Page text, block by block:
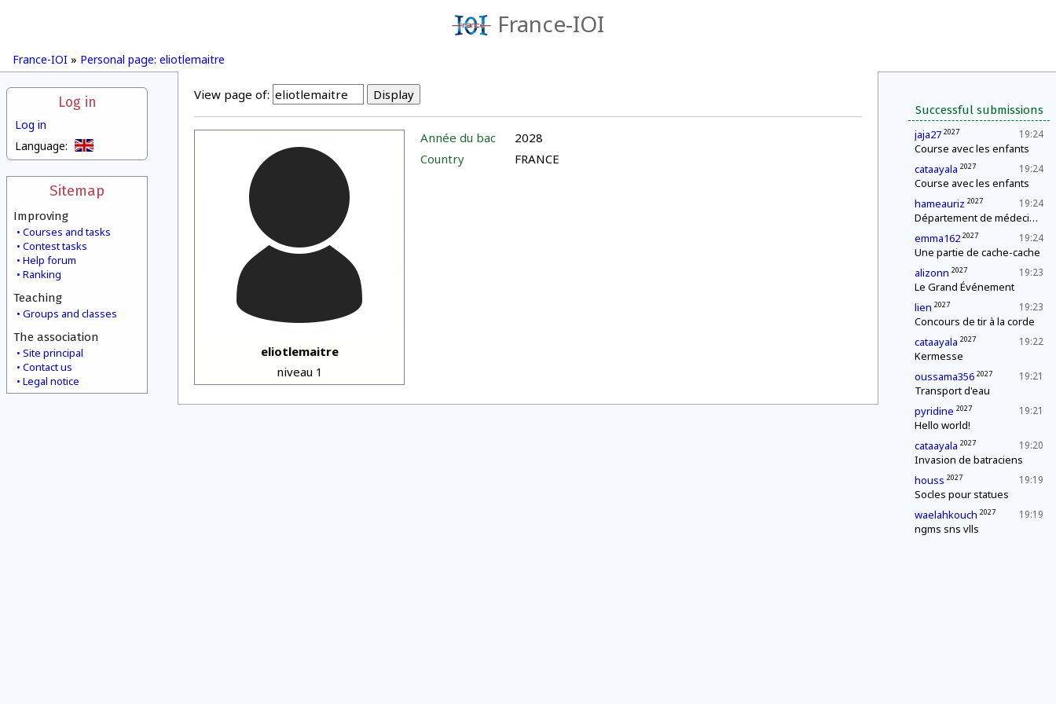
France-IOI
France-IOI » Personal page: eliotlemaitre
Log in
Log in
Language:
Sitemap
Improving
Courses and tasks
Contest tasks
Help forum
Ranking
Teaching
Groups and classes
The association
Site principal
Contact us
Legal notice
Successful submissions
19:24
jaja27 2027
Course avec les enfants
19:24
cataayala 2027
Course avec les enfants
19:24
hameauriz 2027
Département de médecine : contrôle d'une épidémie
19:24
emma162 2027
Une partie de cache-cache
19:23
alizonn 2027
Le Grand Événement
19:23
lien 2027
Concours de tir à la corde
19:22
cataayala 2027
Kermesse
19:21
oussama356 2027
Transport d'eau
19:21
pyridine 2027
Hello world!
19:20
cataayala 2027
Invasion de batraciens
19:19
houss 2027
Socles pour statues
19:19
waelahkouch 2027
ngms sns vlls
View page of:
eliotlemaitre
niveau 1
Année du bac
2028
Country
FRANCE